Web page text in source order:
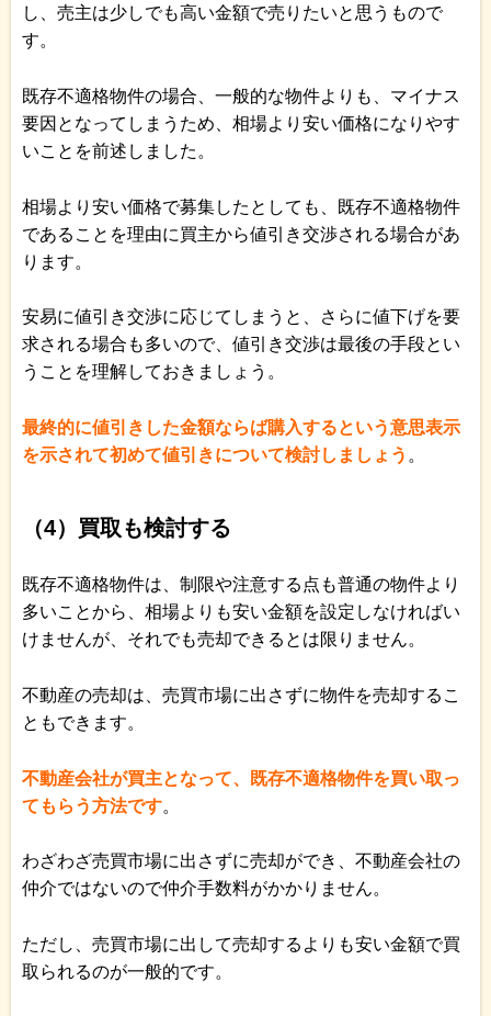
し、売主は少しでも高い金額で売りたいと思うもので
す。
既存不適格物件の場合、一般的な物件よりも、マイナス
要因となってしまうため、相場より安い価格になりやす
いことを前述しました。
相場より安い価格で募集したとしても、既存不適格物件
であることを理由に買主から値引き交渉される場合があ
ります。
安易に値引き交渉に応じてしまうと、さらに値下げを要
求される場合も多いので、値引き交渉は最後の手段とい
うことを理解しておきましょう。
最終的に値引きした金額ならば購入するという意思表示
を示されて初めて値引きについて検討しましょう 。
（4）買取も検討する
既存不適格物件は、制限や注意する点も普通の物件より
多いことから、相場よりも安い金額を設定しなければい
けませんが、それでも売却できるとは限りません。
不動産の売却は、売買市場に出さずに物件を売却するこ
ともできます。
不動産会社が買主となって、既存不適格物件を買い取っ
てもらう方法です。
わざわざ売買市場に出さずに売却ができ、不動産会社の
仲介ではないので仲介手数料がかかりません。
ただし、売買市場に出して売却するよりも安い金額で買
取られるのが一般的です。